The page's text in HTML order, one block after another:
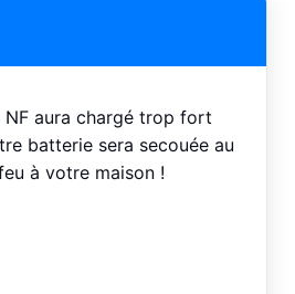
aura chargé trop fort
batterie sera secouée au
à votre maison !